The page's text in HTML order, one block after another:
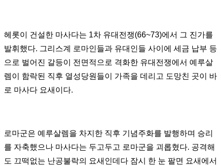
헤롯이 건설한 마사다는 1차 유대전쟁(66~73)에서 그 진가를
발휘했다. 그리스계 로마인들과 유대인들 사이에 세금 납부 등
으로 벌어진 갈등이 전면적으로 격화한 유대전쟁에서 예루살
렘이 함락된 직후 열성당원들이 가족을 데리고 도망친 곳이 바
로 마사다 요새이다.
로마군은 예루살렘을 차지한 직후 기념주화를 발행하며 승리
를 자축했으나 마사다는 두고두고 로마군을 괴롭혔다. 공격해
도 끄떡없는 난공불락의 요새인데다 잠시 한 눈 팔면 요새에서